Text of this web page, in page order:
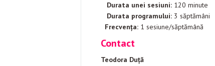
Durata unei sesiuni:120 minute
Durata programului:3 săptămâni
Frecvenţa:1 sesiune/săptămână
Contact
Teodora Duţă